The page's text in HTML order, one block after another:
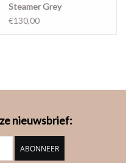
Steamer Grey
€130,00
nieuwsbrief:
ABONNEER